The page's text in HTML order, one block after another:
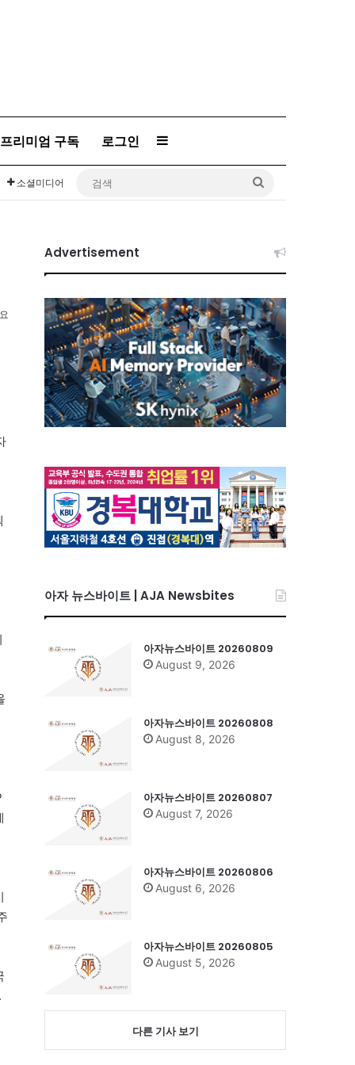
프리미엄 구독 로그인 Sidebar
소셜미디어
Advertisement
아자 뉴스바이트 | AJA Newsbites
아자뉴스바이트 20260809
August 9, 2026
아자뉴스바이트 20260808
August 8, 2026
아자뉴스바이트 20260807
August 7, 2026
아자뉴스바이트 20260806
August 6, 2026
아자뉴스바이트 20260805
August 5, 2026
다른 기사 보기